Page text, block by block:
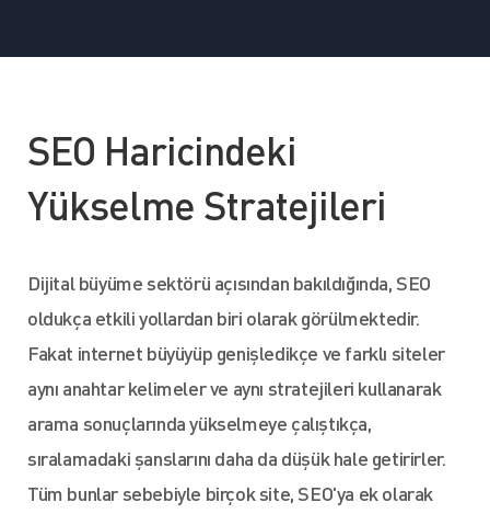
SEO Haricindeki
Yükselme Stratejileri
Dijital büyüme sektörü açısından bakıldığında, SEO
oldukça etkili yollardan biri olarak görülmektedir.
Fakat internet büyüyüp genişledikçe ve farklı siteler
aynı anahtar kelimeler ve aynı stratejileri kullanarak
arama sonuçlarında yükselmeye çalıştıkça,
sıralamadaki şanslarını daha da düşük hale getirirler.
Tüm bunlar sebebiyle birçok site, SEO'ya ek olarak